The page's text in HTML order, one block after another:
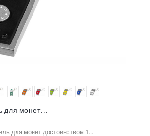
для монет...
для монет достоинством 1...